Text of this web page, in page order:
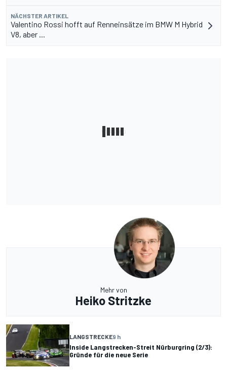
NÄCHSTER ARTIKEL
Valentino Rossi hofft auf Renneinsätze im BMW M Hybrid
V8, aber ...
Mehr von
Heiko Stritzke
LANGSTRECKE9 h
Inside Langstrecken-Streit Nürburgring (2/3):
Gründe für die neue Serie